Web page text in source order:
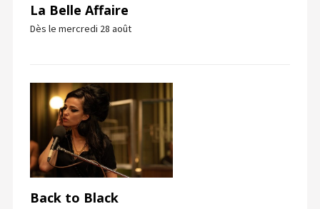
La Belle Affaire
Dès le mercredi 28 août
Back to Black